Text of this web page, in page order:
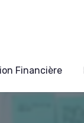
Financière